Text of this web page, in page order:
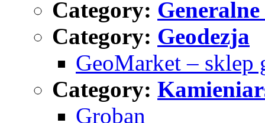
Category:
Category: Geodezja
GeoMarket – sklep
Category:
Groban